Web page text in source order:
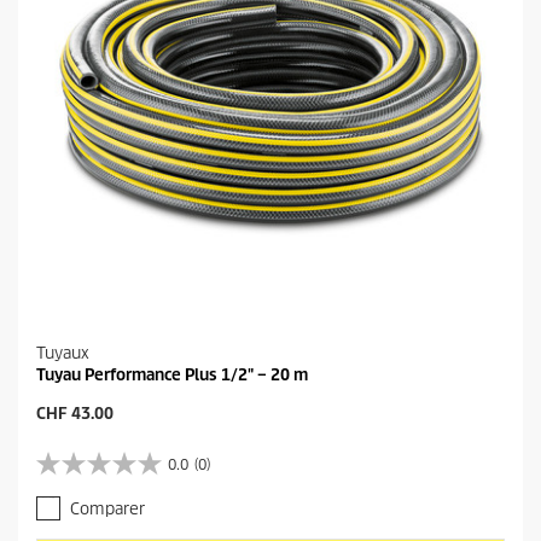
Tuyaux
Tuyau Performance Plus 1/2" – 20 m
P
i
x
a
c
CHF 43.00
0.0 (0)
0
.
0
Comparer